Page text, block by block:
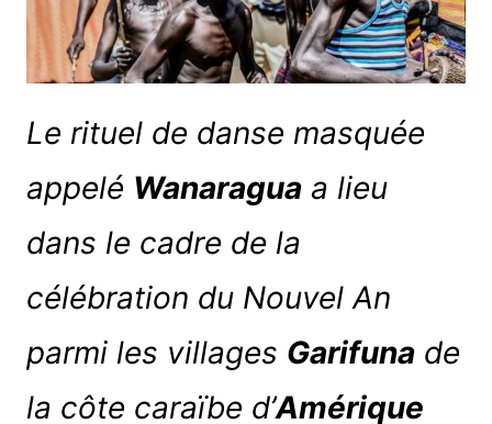
Le rituel de danse masquée
appelé Wanaraguaa lieu
dans le cadre de la
célébration du Nouvel An
parmi les villages Garifunade
la côte caraïbe d’Amérique